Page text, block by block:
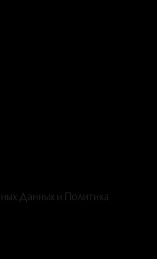
Данных и Политика